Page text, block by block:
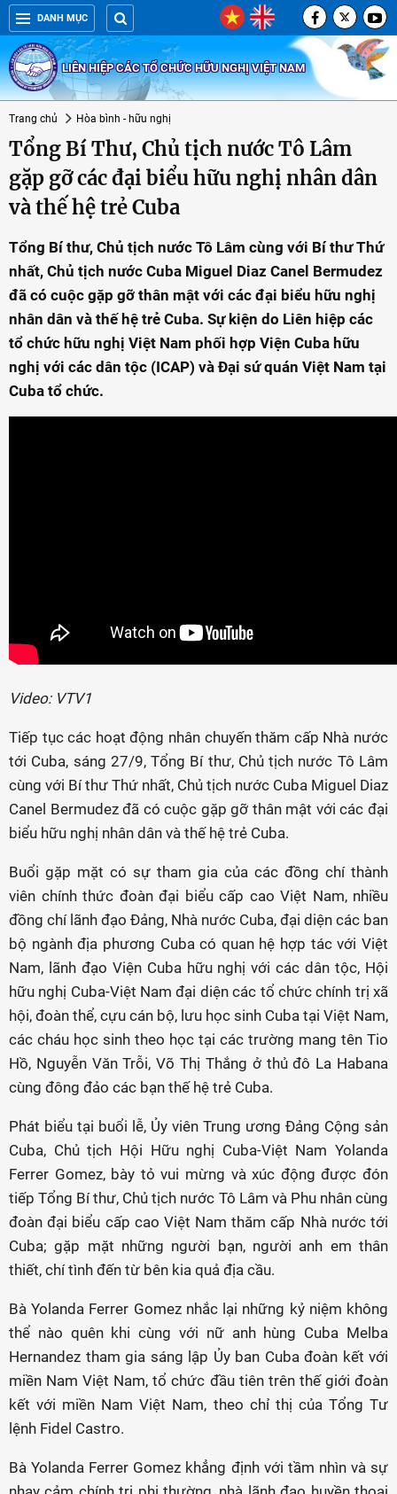
DANH MỤC
LIÊN HIỆP CÁC TỔ CHỨC HỮU NGHỊ VIỆT NAM
Trang chủ Hòa bình - hữu nghị
Tổng Bí Thư, Chủ tịch nước Tô Lâm
gặp gỡ các đại biểu hữu nghị nhân dân
và thế hệ trẻ Cuba
Tổng Bí thư, Chủ tịch nước Tô Lâm cùng với Bí thư Thứ
nhất, Chủ tịch nước Cuba Miguel Diaz Canel Bermudez
đã có cuộc gặp gỡ thân mật với các đại biểu hữu nghị
nhân dân và thế hệ trẻ Cuba. Sự kiện do Liên hiệp các
tổ chức hữu nghị Việt Nam phối hợp Viện Cuba hữu
nghị với các dân tộc (ICAP) và Đại sứ quán Việt Nam tại
Cuba tổ chức.
Video: VTV1
Tiếp tục các hoạt động nhân chuyến thăm cấp Nhà nước
tới Cuba, sáng 27/9, Tổng Bí thư, Chủ tịch nước Tô Lâm
cùng với Bí thư Thứ nhất, Chủ tịch nước Cuba Miguel Diaz
Canel Bermudez đã có cuộc gặp gỡ thân mật với các đại
biểu hữu nghị nhân dân và thế hệ trẻ Cuba.
Buổi gặp mặt có sự tham gia của các đồng chí thành
viên chính thức đoàn đại biểu cấp cao Việt Nam, nhiều
đồng chí lãnh đạo Đảng, Nhà nước Cuba, đại diện các ban
bộ ngành địa phương Cuba có quan hệ hợp tác với Việt
Nam, lãnh đạo Viện Cuba hữu nghị với các dân tộc, Hội
hữu nghị Cuba-Việt Nam đại diện các tổ chức chính trị xã
hội, đoàn thể, cựu cán bộ, lưu học sinh Cuba tại Việt Nam,
các cháu học sinh theo học tại các trường mang tên Tio
Hồ, Nguyễn Văn Trỗi, Võ Thị Thắng ở thủ đô La Habana
cùng đông đảo các bạn thế hệ trẻ Cuba.
Phát biểu tại buổi lễ, Ủy viên Trung ương Đảng Cộng sản
Cuba, Chủ tịch Hội Hữu nghị Cuba-Việt Nam Yolanda
Ferrer Gomez, bày tỏ vui mừng và xúc động được đón
tiếp Tổng Bí thư, Chủ tịch nước Tô Lâm và Phu nhân cùng
đoàn đại biểu cấp cao Việt Nam thăm cấp Nhà nước tới
Cuba; gặp mặt những người bạn, người anh em thân
thiết, chí tình đến từ bên kia quả địa cầu.
Bà Yolanda Ferrer Gomez nhắc lại những kỷ niệm không
thể nào quên khi cùng với nữ anh hùng Cuba Melba
Hernandez tham gia sáng lập Ủy ban Cuba đoàn kết với
miền Nam Việt Nam, tổ chức đầu tiên trên thế giới đoàn
kết với miền Nam Việt Nam, theo chỉ thị của Tổng Tư
lệnh Fidel Castro.
Bà Yolanda Ferrer Gomez khẳng định với tầm nhìn và sự